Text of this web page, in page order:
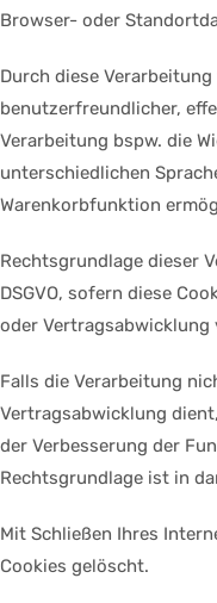
Browser- oder
Durch diese
benutzerfreundlicher,
Verarbeitung bspw. die
unterschiedlichen
Warenkorbfunktion
Rechtsgrundlage dieser
DSGVO, sofern diese
oder Vertragsabwicklung
Falls die Verarbeitung
Vertragsabwicklung
der Verbesserung der
Rechtsgrundlage ist in
Mit Schließen Ihres
Cookies gelöscht.